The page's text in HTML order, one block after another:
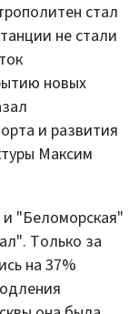
стал
не стали
новых
и развития
Максим
"Беломорская"
Только за
на 37%